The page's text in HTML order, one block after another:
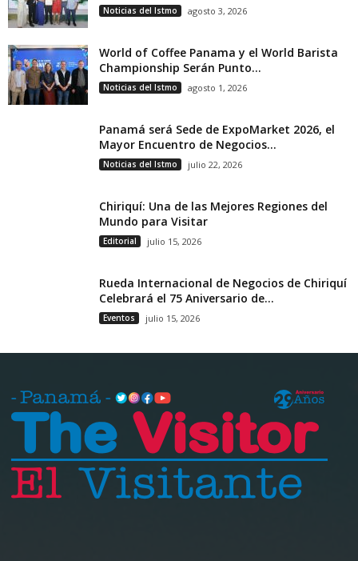
Noticias del Istmo agosto 3, 2026
World of Coffee Panama y el World Barista
Championship Serán Punto...
Noticias del Istmo agosto 1, 2026
Panamá será Sede de ExpoMarket 2026, el
Mayor Encuentro de Negocios...
Noticias del Istmo julio 22, 2026
Chiriquí: Una de las Mejores Regiones del
Mundo para Visitar
Editorial julio 15, 2026
Rueda Internacional de Negocios de Chiriquí
Celebrará el 75 Aniversario de...
Eventos julio 15, 2026